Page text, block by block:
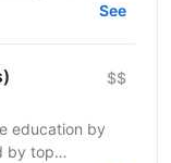
and...
See
$$
education by
by top